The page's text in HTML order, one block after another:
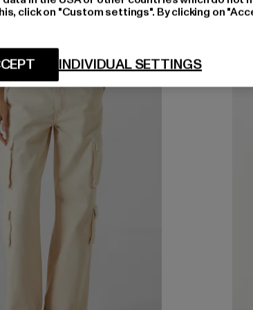
click on "Custom settings". By clicking on
INDIVIDUAL SETTINGS